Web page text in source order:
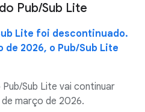
Pub/Sub Lite
Lite foi descontinuado.
de 2026, o Pub/Sub Lite
Pub/Sub Lite vai continuar
março de 2026.